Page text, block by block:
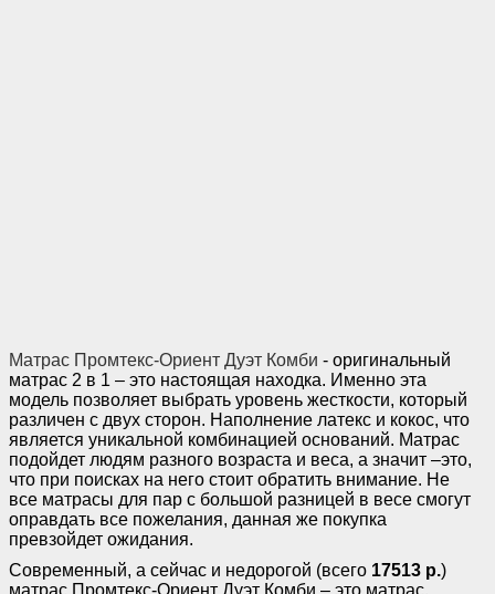
Матрас Промтекс-Ориент Дуэт Комби - оригинальный
матрас 2 в 1 – это настоящая находка. Именно эта
модель позволяет выбрать уровень жесткости, который
различен с двух сторон. Наполнение латекс и кокос, что
является уникальной комбинацией оснований. Матрас
подойдет людям разного возраста и веса, а значит –это,
что при поисках на него стоит обратить внимание. Не
все матрасы для пар с большой разницей в весе смогут
оправдать все пожелания, данная же покупка
превзойдет ожидания.
Современный, а сейчас и недорогой (всего 17513 р.)
матрас Промтекс-Ориент Дуэт Комби – это матрас,